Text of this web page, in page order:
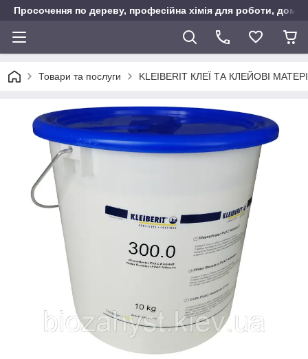
Просочення по дереву, професійна хімія для роботи,
Товари та послуги KLEIBERIT КЛЕЇ ТА КЛЕЙОВІ